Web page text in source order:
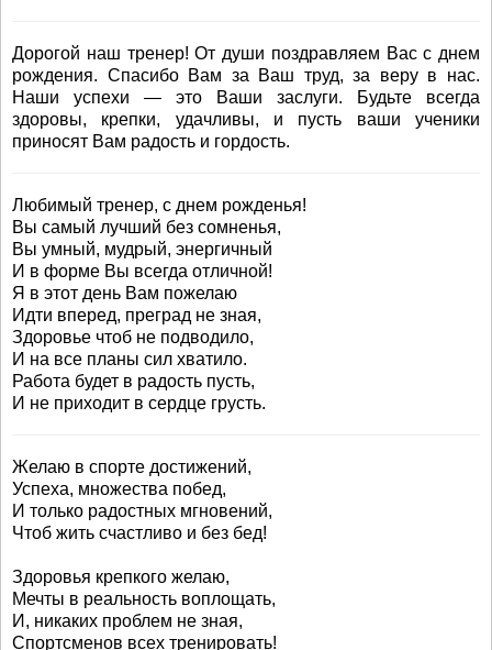
Дорогой наш тренер! От души поздравляем Вас с днем
рождения. Спасибо Вам за Ваш труд, за веру в нас.
Наши успехи — это Ваши заслуги. Будьте всегда
здоровы, крепки, удачливы, и пусть ваши ученики
приносят Вам радость и гордость.
Любимый тренер, с днем рожденья!
Вы самый лучший без сомненья,
Вы умный, мудрый, энергичный
И в форме Вы всегда отличной!
Я в этот день Вам пожелаю
Идти вперед, преград не зная,
Здоровье чтоб не подводило,
И на все планы сил хватило.
Работа будет в радость пусть,
И не приходит в сердце грусть.
Желаю в спорте достижений,
Успеха, множества побед,
И только радостных мгновений,
Чтоб жить счастливо и без бед!
Здоровья крепкого желаю,
Мечты в реальность воплощать,
И, никаких проблем не зная,
Спортсменов всех тренировать!